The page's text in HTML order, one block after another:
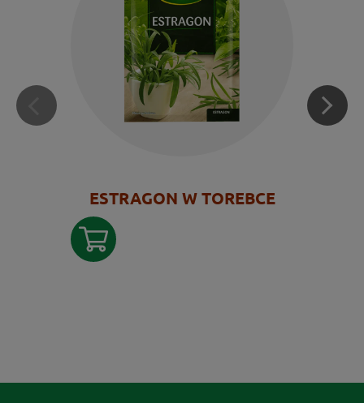
ESTRAGON W TOREBCE